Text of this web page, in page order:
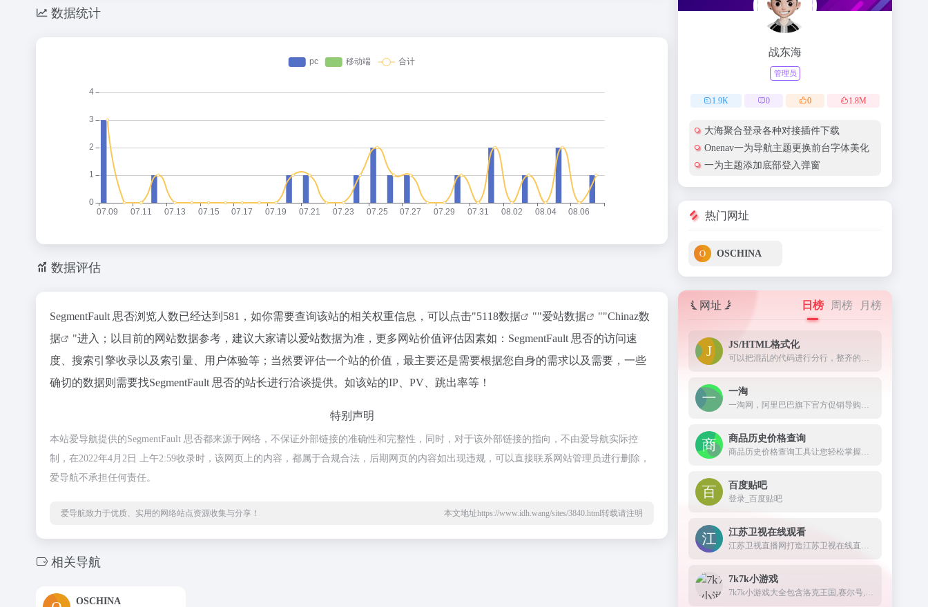
数据统计
数据评估
SegmentFault 思否浏览人数已经达到581，如你需要查询该站的相关权重信息，可以点击"5118数据 ""爱站数据 ""Chinaz数
据
"进入；以目前的网站数据参考，建议大家请以爱站数据为准，更多网站价值评估因素如：SegmentFault 思否的访问速
度、搜索引擎收录以及索引量、用户体验等；当然要评估一个站的价值，最主要还是需要根据您自身的需求以及需要，一些
确切的数据则需要找SegmentFault 思否的站长进行洽谈提供。如该站的IP、PV、跳出率等！
特别声明
本站爱导航提供的SegmentFault 思否都来源于网络，不保证外部链接的准确性和完整性，同时，对于该外部链接的指向，不由爱导航实际控
制，在2022年4月2日 上午2:59收录时，该网页上的内容，都属于合规合法，后期网页的内容如出现违规，可以直接联系网站管理员进行删除，
爱导航不承担任何责任。
爱导航致力于优质、实用的网络站点资源收集与分享！ 本文地址https://www.idh.wang/sites/3840.html转载请注明
相关导航
OSCHINA
战东海
管理员
1.9K 0 0 1.8M
大海聚合登录各种对接插件下载
Onenav一为导航主题更换前台字体美化
一为主题添加底部登入弹窗
热门网址
OSCHINA
网址 日榜 周榜 月榜
JS/HTML格式化
可以把混乱的代码进行分行，整齐的显示出来。
一淘
一淘网，阿里巴巴旗下官方促销导购平台，通过超高返利、大额红包、超值优惠券等丰富的利益点，为用户提供高性价比的品牌好货，是必不可少的网购省钱利器。
商品历史价格查询
商品历史价格查询工具让您轻松掌握商品的历史价格趋势，辨别商品真假促销，支持淘宝历史价格查询、天猫历史价格查询、京东历史价格查询等，是一款不可多得的购物神器。
百度贴吧
登录_百度贴吧
江苏卫视在线观看
江苏卫视直播网打造江苏卫视在线直播高清观看网络平台,方便在线观看江苏电视台直播节目,更多精彩尽在荔枝网。
7k7k小游戏
7k7k小游戏大全包含洛克王国,赛尔号,7k7k洛克王国,连连看 ,连连看小游戏大全,美女小游戏,双人小游戏大全,在线小游戏,7k7k赛尔号,7k7k奥拉星,斗破苍穹 2,7k7k奥比岛,7k7k弹弹堂,7k7k单人小游戏,奥比岛小游戏,7k7k功夫派,7k7k小花仙,功夫派等最新小游戏。